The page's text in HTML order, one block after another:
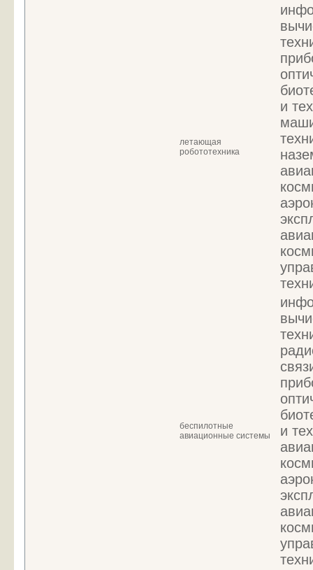
летающая
робототехника
и
беспилотные
авиационные системы
и